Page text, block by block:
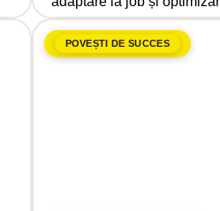
POVEȘTI DE SUCCES